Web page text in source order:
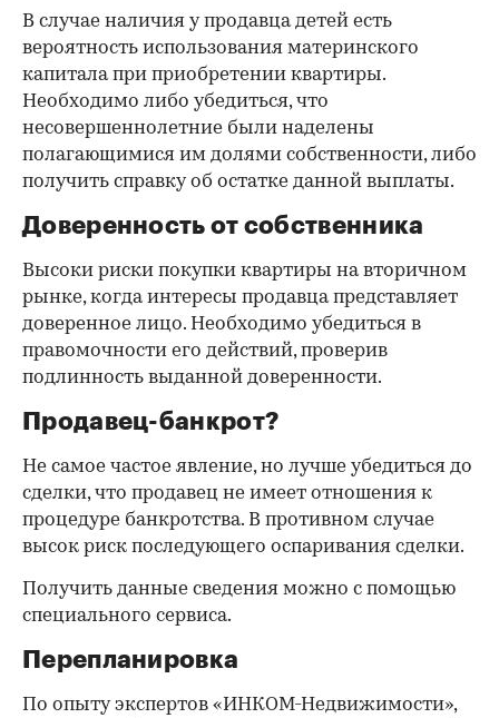
В случае наличия у продавца детей есть
вероятность использования материнского
капитала при приобретении квартиры.
Необходимо либо убедиться, что
несовершеннолетние были наделены
полагающимися им долями собственности, либо
получить справку об остатке данной выплаты.
Доверенность от собственника
Высоки риски покупки квартиры на вторичном
рынке, когда интересы продавца представляет
доверенное лицо. Необходимо убедиться в
правомочности его действий, проверив
подлинность выданной доверенности.
Продавец-банкрот?
Не самое частое явление, но лучше убедиться до
сделки, что продавец не имеет отношения к
процедуре банкротства. В противном случае
высок риск последующего оспаривания сделки.
Получить данные сведения можно с помощью
специального сервиса.
Перепланировка
По опыту экспертов «ИНКОМ-Недвижимости»,